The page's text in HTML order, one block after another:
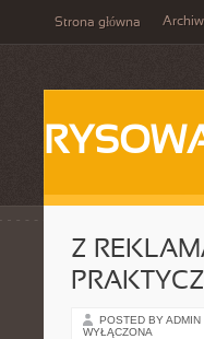
Strona główna
Z
POSTED BY ADMIN
WYŁĄCZONA